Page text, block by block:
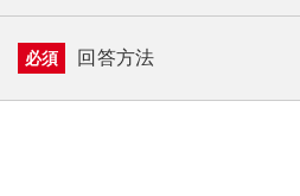
必須 回答方法